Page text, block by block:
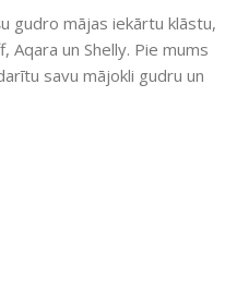
2
gudro mājas iekārtu klāstu,
un Shelly. Pie mums
savu mājokli gudru un